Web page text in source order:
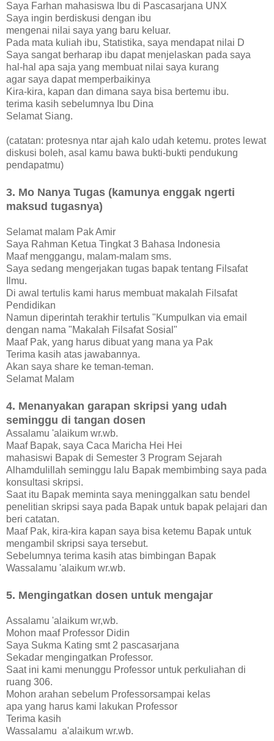
Saya Farhan mahasiswa Ibu di Pascasarjana UNX
Saya ingin berdiskusi dengan ibu
mengenai nilai saya yang baru keluar.
Pada mata kuliah ibu, Statistika, saya mendapat nilai D
Saya sangat berharap ibu dapat menjelaskan pada saya
hal-hal apa saja yang membuat nilai saya kurang
agar saya dapat memperbaikinya
Kira-kira, kapan dan dimana saya bisa bertemu ibu.
terima kasih sebelumnya Ibu Dina
Selamat Siang.
(catatan: protesnya ntar ajah kalo udah ketemu. protes lewat
diskusi boleh, asal kamu bawa bukti-bukti pendukung
pendapatmu)
3. Mo Nanya Tugas (kamunya enggak ngerti
maksud tugasnya)
Selamat malam Pak Amir
Saya Rahman Ketua Tingkat 3 Bahasa Indonesia
Maaf menggangu, malam-malam sms.
Saya sedang mengerjakan tugas bapak tentang Filsafat
Ilmu.
Di awal tertulis kami harus membuat makalah Filsafat
Pendidikan
Namun diperintah terakhir tertulis "Kumpulkan via email
dengan nama "Makalah Filsafat Sosial"
Maaf Pak, yang harus dibuat yang mana ya Pak
Terima kasih atas jawabannya.
Akan saya share ke teman-teman.
Selamat Malam
4. Menanyakan garapan skripsi yang udah
seminggu di tangan dosen
Assalamu 'alaikum wr.wb.
Maaf Bapak, saya Caca Maricha Hei Hei
mahasiswi Bapak di Semester 3 Program Sejarah
Alhamdulillah seminggu lalu Bapak membimbing saya pada
konsultasi skripsi.
Saat itu Bapak meminta saya meninggalkan satu bendel
penelitian skripsi saya pada Bapak untuk bapak pelajari dan
beri catatan.
Maaf Pak, kira-kira kapan saya bisa ketemu Bapak untuk
mengambil skripsi saya tersebut.
Sebelumnya terima kasih atas bimbingan Bapak
Wassalamu 'alaikum wr.wb.
5. Mengingatkan dosen untuk mengajar
Assalamu 'alaikum wr,wb.
Mohon maaf Professor Didin
Saya Sukma Kating smt 2 pascasarjana
Sekadar mengingatkan Professor.
Saat ini kami menunggu Professor untuk perkuliahan di
ruang 306.
Mohon arahan sebelum Professorsampai kelas
apa yang harus kami lakukan Professor
Terima kasih
Wassalamu a'alaikum wr.wb.